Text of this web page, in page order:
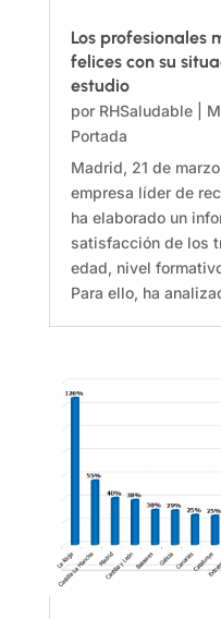
Los profesionales
felices con su
estudio
por RHSaludable|
Portada
Madrid, 21 de
empresa líder de
ha elaborado un
satisfacción de los
edad, nivel
Para ello, ha